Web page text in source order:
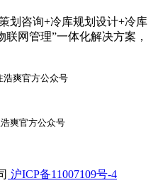
划咨询+冷库规划设计+冷库
网管理”一体化解决方案，
浩爽官方公众号
爽官方公众号
沪ICP备11007109号-4